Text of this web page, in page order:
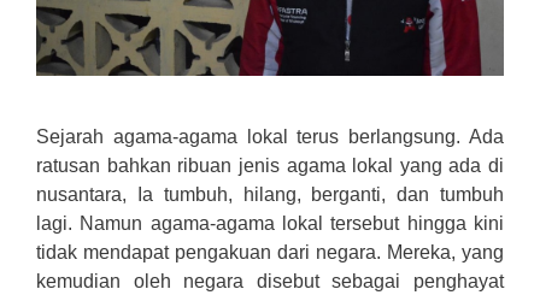
Sejarah agama-agama lokal terus berlangsung. Ada
ratusan bahkan ribuan jenis agama lokal yang ada di
nusantara, Ia tumbuh, hilang, berganti, dan tumbuh
lagi. Namun agama-agama lokal tersebut hingga kini
tidak mendapat pengakuan dari negara. Mereka, yang
kemudian oleh negara disebut sebagai penghayat